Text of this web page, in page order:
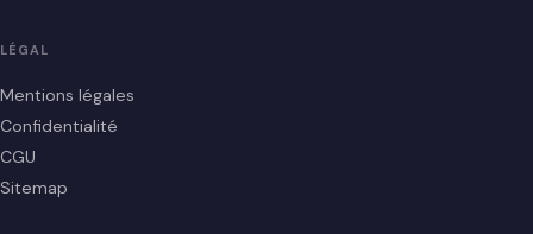
LÉGAL
Mentions légales
Confidentialité
CGU
Sitemap